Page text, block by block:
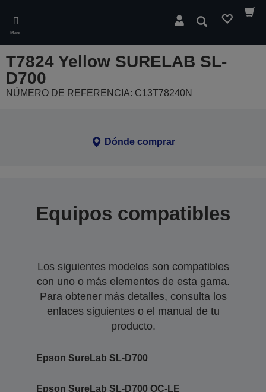
main
content
Menú
Buscar
T7824 Yellow SURELAB SL-
D700
NÚMERO DE REFERENCIA: C13T78240N
Dónde comprar
Equipos compatibles
Los siguientes modelos son compatibles
con uno o más elementos de esta gama.
Para obtener más detalles, consulta los
enlaces siguientes o el manual de tu
producto.
Epson SureLab SL-D700
Epson SureLab SL-D700 OC-LE